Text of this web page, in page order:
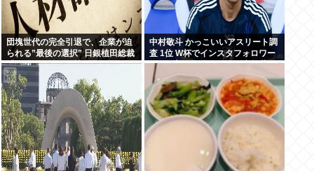
団塊世代の完全引退で、企業が迫
られる”最後の選択” 日銀植田総裁
「今後は女性の正社員化と外国人
の人材活用が鍵」
中村敬斗 かっこいいアスリート調
査 1位 W杯でインスタフォロワー
127万増 人気爆発 …2位 高橋藍 3
位 大谷翔平